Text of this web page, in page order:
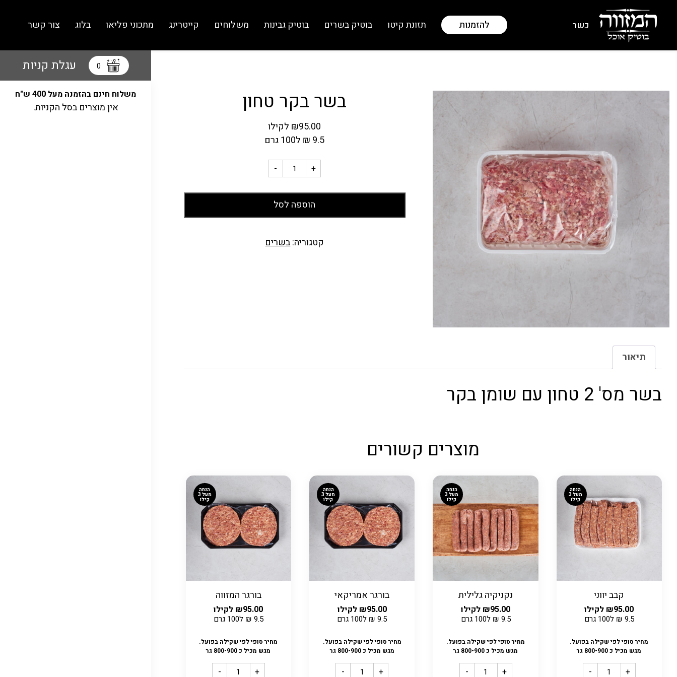
כשר להזמנות תזונת קיטו בוטיק בשרים בוטיק גבינות משלוחים קייטרינג מתכוני פליאו בלוג צור קשר
בשר בקר טחון
₪95.00
לקילו
9.5
₪ ל100 גרם
- +
הוספה לסל
קטגוריה:בשרים
תיאור
בשר מס' 2 טחון עם שומן בקר
מוצרים קשורים
קבב יווני
₪95.00 לקילו
9.5
₪ ל100 גרם
הנחה
מעל 3
קילו
מחיר סופי לפי שקילה בפועל.
מגש מכיל כ 800-900 גר
- +
נקניקיה גלילית
₪95.00 לקילו
9.5
₪ ל100 גרם
הנחה
מעל 3
קילו
מחיר סופי לפי שקילה בפועל.
מגש מכיל כ 800-900 גר
- +
בורגר אמריקאי
₪95.00 לקילו
9.5
₪ ל100 גרם
הנחה
מעל 3
קילו
מחיר סופי לפי שקילה בפועל.
מגש מכיל כ 800-900 גר
- +
בורגר המזווה
₪95.00 לקילו
9.5
₪ ל100 גרם
הנחה
מעל 3
קילו
מחיר סופי לפי שקילה בפועל.
מגש מכיל כ 800-900 גר
- +
0 עגלת קניות
משלוח חינם בהזמנה מעל 400 ש"ח
אין מוצרים בסל הקניות.